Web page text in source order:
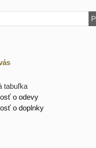
tabuľka
o odevy
o doplnky